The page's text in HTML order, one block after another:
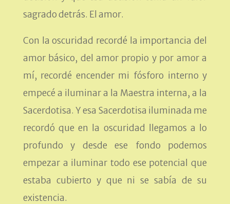
sagrado detrás. El amor.
Con la oscuridad recordé la importancia del
amor básico, del amor propio y por amor a
mí, recordé encender mi fósforo interno y
empecé a iluminar a la Maestra interna, a la
Sacerdotisa. Y esa Sacerdotisa iluminada me
recordó que en la oscuridad llegamos a lo
profundo y desde ese fondo podemos
empezar a iluminar todo ese potencial que
estaba cubierto y que ni se sabía de su
existencia.